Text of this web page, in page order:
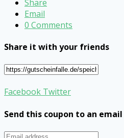
Share
Email
0 Comments
Share it with your friends
Facebook Twitter
Send this coupon to an email